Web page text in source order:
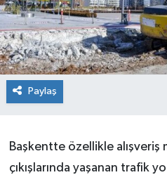
Paylaş
Başkentte özellikle alışveriş
çıkışlarında yaşanan trafik